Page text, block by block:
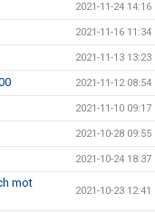
2021-11-24 14:16
2021-11-16 11:34
2021-11-13 13:23
2021-11-12 08:54
2021-11-10 09:17
2021-10-28 09:55
2021-10-24 18:37
mot
2021-10-23 12:41